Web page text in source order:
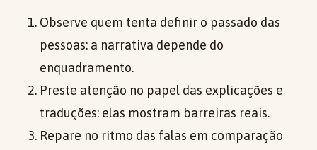
Observe quem tenta definir o passado das
pessoas: a narrativa depende do
enquadramento.
Preste atenção no papel das explicações e
traduções: elas mostram barreiras reais.
Repare no ritmo das falas em comparação